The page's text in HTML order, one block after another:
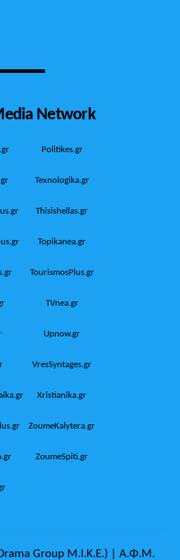
Network
Politikes.gr
Texnologika.gr
Thisishellas.gr
Topikanea.gr
TourismosPlus.gr
TVnea.gr
Upnow.gr
VresSyntages.gr
Xristianika.gr
ZoumeKalytera.gr
ZoumeSpiti.gr
Group Μ.Ι.Κ.Ε.) | Α.Φ.Μ.